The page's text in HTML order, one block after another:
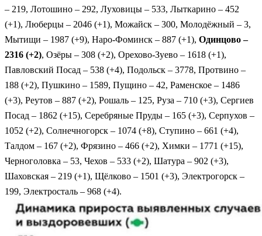
– 219, Лотошино – 292, Луховицы – 533, Лыткарино – 452
(+1), Люберцы – 2046 (+1), Можайск – 300, Молодёжный – 3,
Мытищи – 1987 (+9), Наро-Фоминск – 887 (+1), Одинцово –
2316 (+2), Озёры – 308 (+2), Орехово-Зуево – 1618 (+1),
Павловский Посад – 538 (+4), Подольск – 3778, Протвино –
188 (+2), Пушкино – 1589, Пущино – 42, Раменское – 1486
(+3), Реутов – 887 (+2), Рошаль – 125, Руза – 710 (+3), Сергиев
Посад – 1862 (+15), Серебряные Пруды – 165 (+3), Серпухов –
1052 (+2), Солнечногорск – 1074 (+8), Ступино – 661 (+4),
Талдом – 167 (+2), Фрязино – 466 (+2), Химки – 1771 (+15),
Черноголовка – 53, Чехов – 533 (+2), Шатура – 902 (+3),
Шаховская – 219 (+1), Щёлково – 1501 (+3), Электрогорск –
199, Электросталь – 968 (+4).